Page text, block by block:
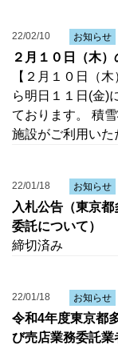
22/02/10 お知らせ
２月１０日（木
【２月１０日（
ら明日１１日(金)
ております。 積
施設がご利用い
22/01/18 お知らせ
入札公告（東京
委託について）
締切済み
22/01/18 お知らせ
令和4年度東京都
び売店業務委託